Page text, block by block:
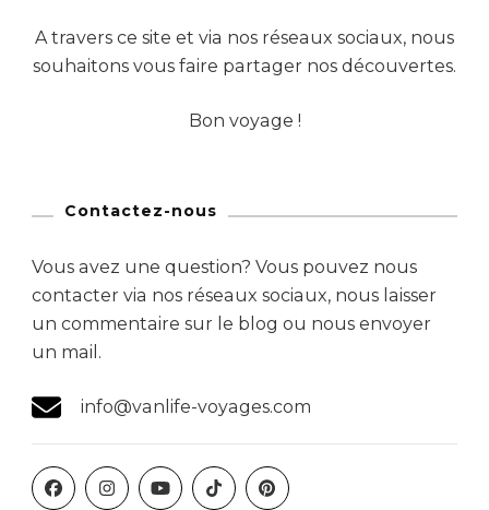
A travers ce site et via nos réseaux sociaux, nous
souhaitons vous faire partager nos découvertes.
Bon voyage !
Contactez-nous
Vous avez une question? Vous pouvez nous
contacter via nos réseaux sociaux, nous laisser
un commentaire sur le blog ou nous envoyer
un mail.
info@vanlife-voyages.com